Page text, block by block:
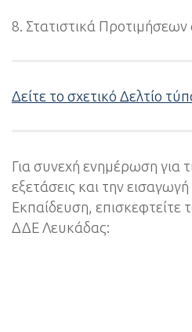
8. Στατιστικά
Δείτε το σχετικό Δελτίο
Για συνεχή ενημέρωση για
εξετάσεις και την
Εκπαίδευση, επισκεφτείτε
ΔΔΕ Λευκάδας: